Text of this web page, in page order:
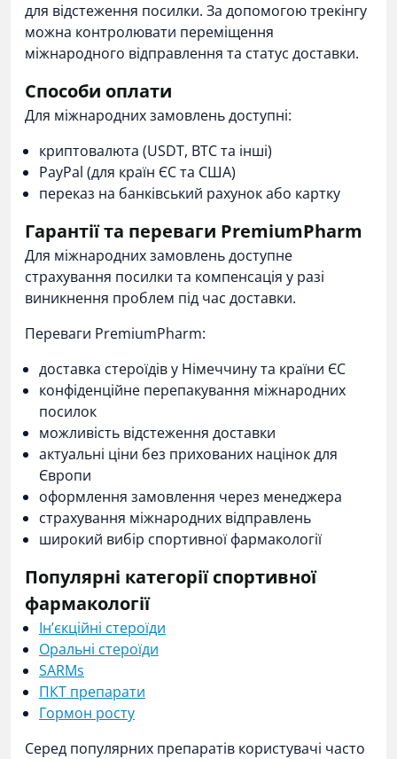
для відстеження посилки. За допомогою трекінгу
можна контролювати переміщення
міжнародного відправлення та статус доставки.
Способи оплати
Для міжнародних замовлень доступні:
криптовалюта (USDT, BTC та інші)
PayPal (для країн ЄС та США)
переказ на банківський рахунок або картку
Гарантії та переваги PremiumPharm
Для міжнародних замовлень доступне
страхування посилки та компенсація у разі
виникнення проблем під час доставки.
Переваги PremiumPharm:
доставка стероїдів у Німеччину та країни ЄС
конфіденційне перепакування міжнародних
посилок
можливість відстеження доставки
актуальні ціни без прихованих націнок для
Європи
оформлення замовлення через менеджера
страхування міжнародних відправлень
широкий вибір спортивної фармакології
Популярні категорії спортивної
фармакології
Ін’єкційні стероїди
Оральні стероїди
SARMs
ПКТ препарати
Гормон росту
Серед популярних препаратів користувачі часто